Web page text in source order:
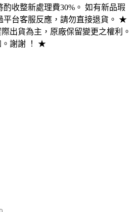
收整新處理費30%。 如有新品瑕
平台客服反應，請勿直接退貨。 ★
出貨為主，原廠保留變更之權利。
。謝謝 ！ ★